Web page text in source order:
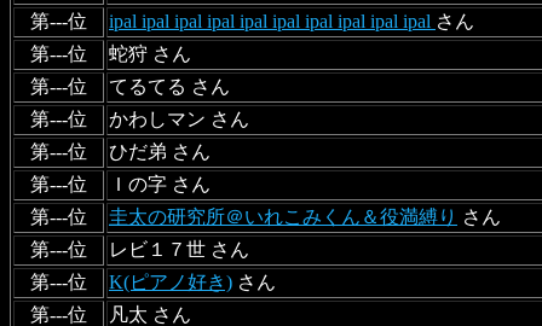
第---位
ipal ipal ipal ipal ipal ipal ipal ipal ipal ipal さん
第---位
蛇狩 さん
第---位
てるてる さん
第---位
かわしマン さん
第---位
ひだ弟 さん
第---位
Ｉの字 さん
第---位
圭太の研究所＠いれこみくん＆役満縛り さん
第---位
レビ１７世 さん
第---位
K(ピアノ好き) さん
第---位
凡太 さん